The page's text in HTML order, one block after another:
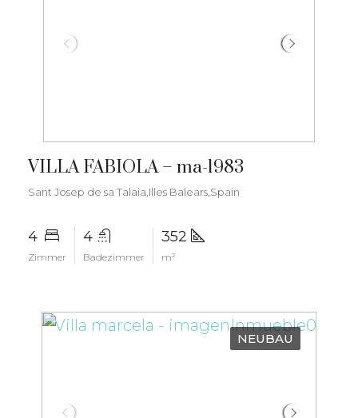
VILLA FABIOLA – ma-1983
Sant Josep de sa Talaia,Illes Balears,Spain
4
Zimmer
4
Badezimmer
352
m²
NEUBAU